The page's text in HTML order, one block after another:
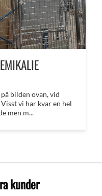
bilden ovan, vid
vi har kvar en hel
men m...
kunder